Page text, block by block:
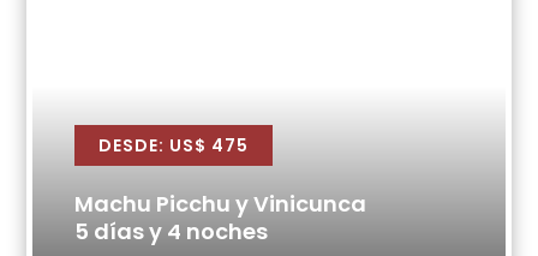
DESDE: US$ 475
Machu Picchu y Vinicunca
5 días y 4 noches